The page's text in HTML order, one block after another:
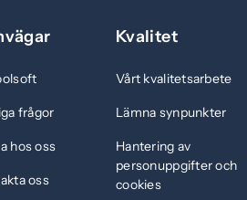
frågor
hos oss
oss
Kvalitet
Vårt kvalitetsarbete
Lämna synpunkter
Hantering av
personuppgifter och
cookies